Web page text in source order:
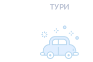
ТУРИ